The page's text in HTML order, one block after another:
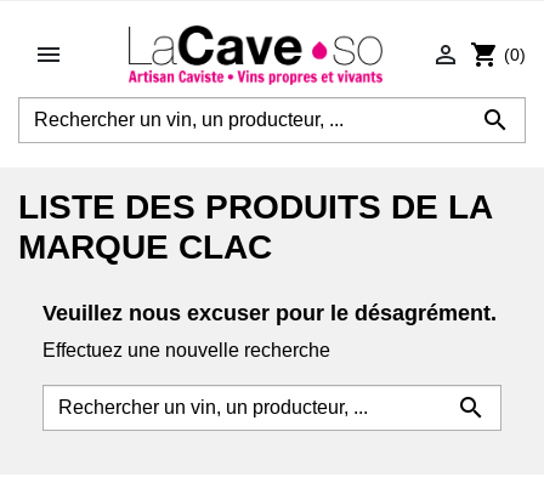


 shopping_cart (0)
LISTE DES PRODUITS DE LA
MARQUE CLAC
Veuillez nous excuser pour le désagrément.
Effectuez une nouvelle recherche
